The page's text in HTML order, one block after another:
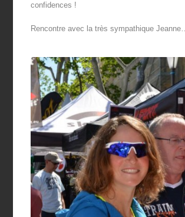
confidences !
Rencontre avec la très sympathique Jeanne…